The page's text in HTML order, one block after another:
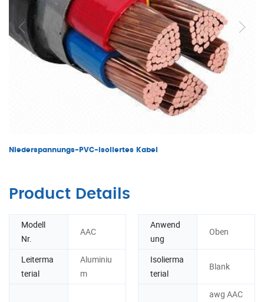
Niederspannungs-PVC-isoliertes Kabel
Product Details
Modell
Nr.
AAC
Anwend
ung
Oben
Leiterma
terial
Aluminiu
m
Isolierma
terial
Blank
awg AAC